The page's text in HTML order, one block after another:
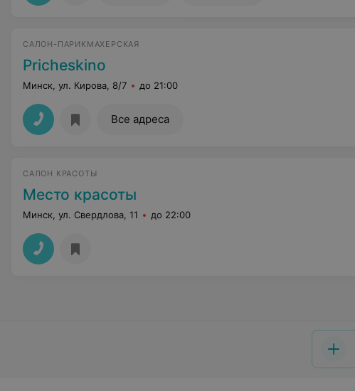
САЛОН-ПАРИКМАХЕРСКАЯ
Pricheskino
Минск, ул. Кирова, 8/7 до 21:00
Все адреса
САЛОН КРАСОТЫ
Место красоты
Минск, ул. Свердлова, 11 до 22:00